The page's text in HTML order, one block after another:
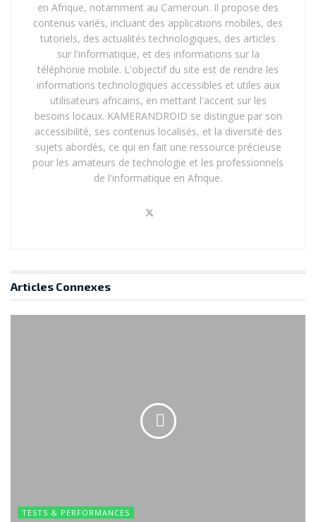
en Afrique, notamment au Cameroun. Il propose des
contenus variés, incluant des applications mobiles, des
tutoriels, des actualités technologiques, des articles
sur l'informatique, et des informations sur la
téléphonie mobile. L'objectif du site est de rendre les
informations technologiques accessibles et utiles aux
utilisateurs africains, en mettant l'accent sur les
besoins locaux. KAMERANDROID se distingue par son
accessibilité, ses contenus localisés, et la diversité des
sujets abordés, ce qui en fait une ressource précieuse
pour les amateurs de technologie et les professionnels
de l'informatique en Afrique.
Articles Connexes
TESTS & PERFORMANCES